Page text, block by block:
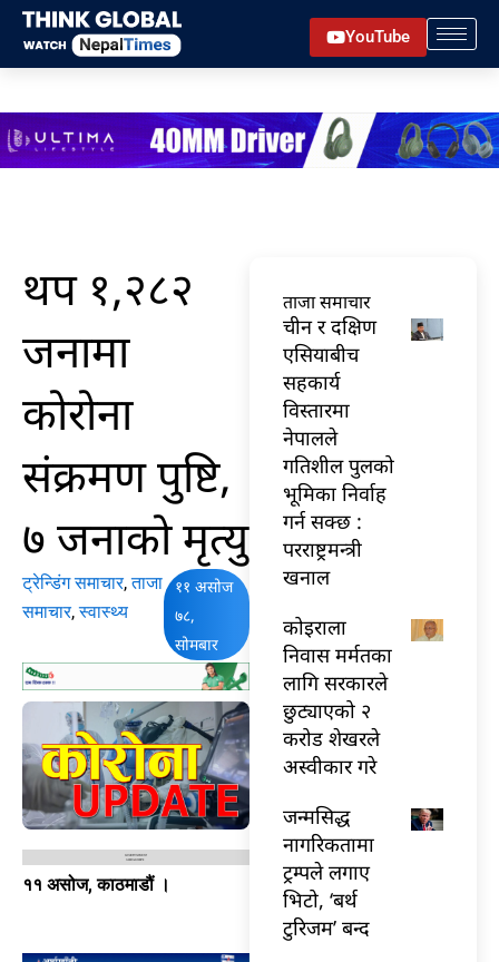
Skip
content
YouTube
थप १,२८२
जनामा
कोरोना
संक्रमण पुष्टि,
७ जनाको मृत्यु
ट्रेन्डिंग समाचार,ताजा
समाचार,स्वास्थ्य
११ असोज
७८,
सोमबार
११ असोज, काठमाडौं ।
ताजा समाचार
चीन र दक्षिण
एसियाबीच
सहकार्य
विस्तारमा
नेपालले
गतिशील पुलको
भूमिका निर्वाह
गर्न सक्छ :
परराष्ट्रमन्त्री
खनाल
कोइराला
निवास मर्मतका
लागि सरकारले
छुट्याएको २
करोड शेखरले
अस्वीकार गरे
जन्मसिद्ध
नागरिकतामा
ट्रम्पले लगाए
भिटो, ‘बर्थ
टुरिजम’ बन्द